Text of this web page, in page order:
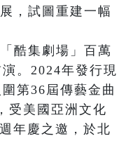
，試圖重建一幅
酷集劇場」百萬
。2024年發行現
第36屆傳藝金曲
受美國亞洲文化
年慶之邀，於北